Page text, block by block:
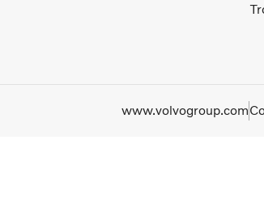
www.volvogroup.com